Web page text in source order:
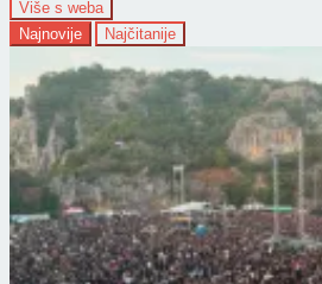
Više s weba
Najnovije
Najčitanije